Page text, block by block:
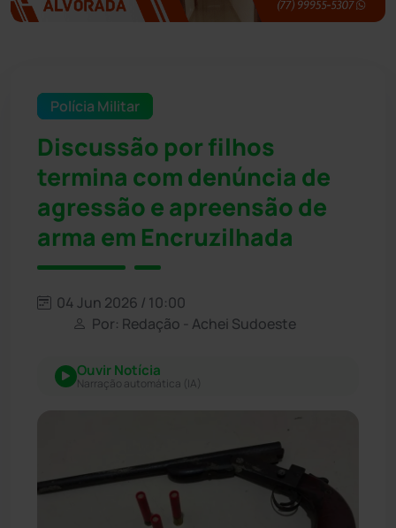
Polícia Militar
Discussão por filhos
termina com denúncia de
agressão e apreensão de
arma em Encruzilhada
04 Jun 2026 / 10:00
Por: Redação - Achei Sudoeste
Ouvir Notícia
Narração automática (IA)